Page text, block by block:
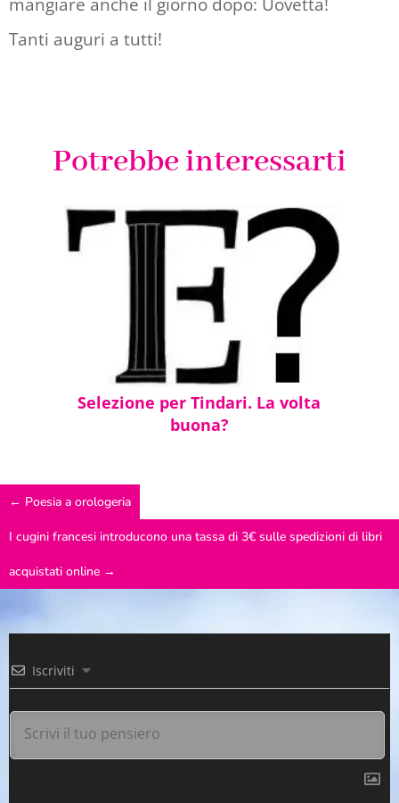
Tanti auguri a tutti!
Potrebbe interessarti
Selezione per Tindari. La volta
buona?
← Poesia a orologeria
I cugini francesi introducono una tassa di 3€ sulle spedizioni di libri
acquistati online →
Iscriviti